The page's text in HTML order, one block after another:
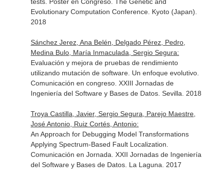
Evolutionary Computation Conference. Kyoto (Japan).
2018
Sánchez Jerez, Ana Belén, Delgado Pérez, Pedro,
Medina Bulo, María Inmaculada, Sergio Segura:
Evaluación y mejora de pruebas de rendimiento
utilizando mutación de software. Un enfoque evolutivo.
Comunicación en congreso. XXIII Jornadas de
Ingeniería del Software y Bases de Datos. Sevilla. 2018
Troya Castilla, Javier, Sergio Segura, Parejo Maestre,
José Antonio, Ruiz Cortés, Antonio:
An Approach for Debugging Model Transformations
Applying Spectrum-Based Fault Localization.
Comunicación en Jornada. XXII Jornadas de Ingeniería
del Software y Bases de Datos. La Laguna. 2017